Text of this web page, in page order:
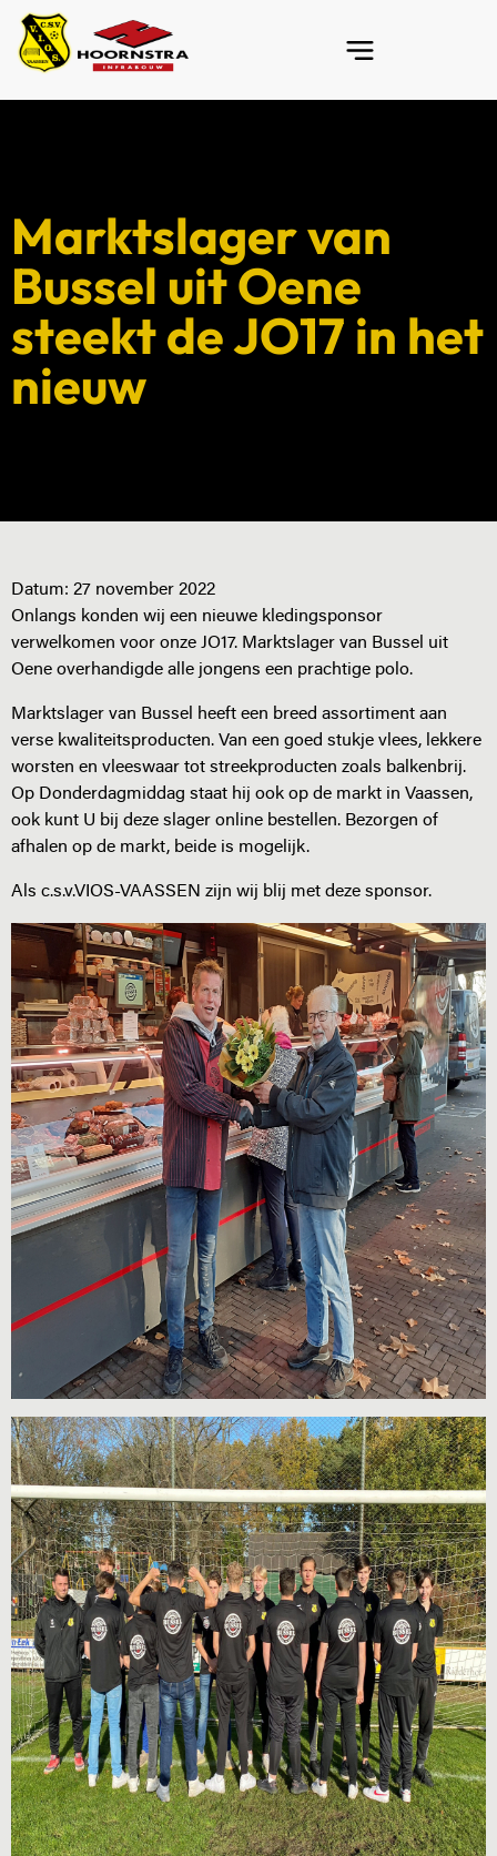
Marktslager van
Bussel uit Oene
steekt de JO17 in het
nieuw
Datum: 27 november 2022
Onlangs konden wij een nieuwe kledingsponsor
verwelkomen voor onze JO17. Marktslager van Bussel uit
Oene overhandigde alle jongens een prachtige polo.
Marktslager van Bussel heeft een breed assortiment aan
verse kwaliteitsproducten. Van een goed stukje vlees, lekkere
worsten en vleeswaar tot streekproducten zoals balkenbrij.
Op Donderdagmiddag staat hij ook op de markt in Vaassen,
ook kunt U bij deze slager online bestellen. Bezorgen of
afhalen op de markt, beide is mogelijk.
Als c.s.v.VIOS-VAASSEN zijn wij blij met deze sponsor.